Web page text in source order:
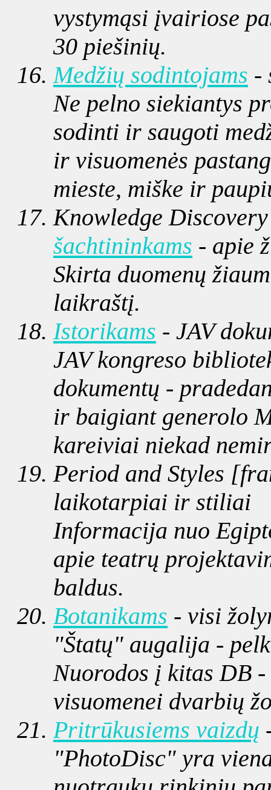
vystymąsi įvairiose
30 piešinių.
Medžių sodintojams -
Ne pelno siekiantys
sodinti ir saugoti
ir visuomenės
mieste, miške ir
Knowledge
šachtininkams - apie
Skirta duomenų
laikraštį.
Istorikams - JAV
JAV kongreso
dokumentų -
ir baigiant generolo
kareiviai niekad
Period and Styles
laikotarpiai ir stiliai
Informacija nuo
apie teatrų
baldus.
Botanikams - visi
"Štatų" augalija -
Nuorodos į kitas DB
visuomenei dvarbių
Pritrūkusiems vaizdų
"PhotoDisc" yra